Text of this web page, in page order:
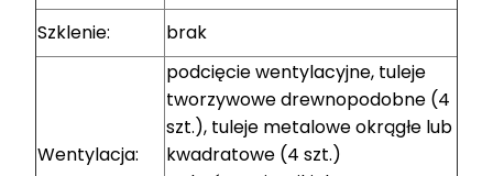
Szklenie:
brak
Wentylacja:
podcięcie wentylacyjne, tuleje
tworzywowe drewnopodobne (4
szt.), tuleje metalowe okrągłe lub
kwadratowe (4 szt.)